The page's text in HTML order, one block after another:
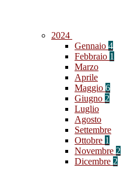
2024
Gennaio 4
Febbraio 1
Marzo
Aprile
Maggio 6
Giugno 2
Luglio
Agosto
Settembre
Ottobre 1
Novembre 2
Dicembre 2